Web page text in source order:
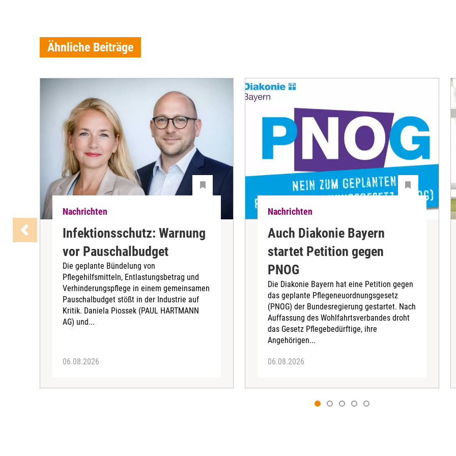
Ähnliche Beiträge
Nachrichten
Infektionsschutz: Warnung
vor Pauschalbudget
Die geplante Bündelung von
Pflegehilfsmitteln, Entlastungsbetrag und
Verhinderungspflege in einem gemeinsamen
Pauschalbudget stößt in der Industrie auf
Kritik. Daniela Piossek (PAUL HARTMANN
AG) und...
06.08.2026
Nachrichten
Auch Diakonie Bayern
startet Petition gegen
PNOG
Die Diakonie Bayern hat eine Petition gegen
das geplante Pflegeneuordnungsgesetz
(PNOG) der Bundesregierung gestartet. Nach
Auffassung des Wohlfahrtsverbandes droht
das Gesetz Pflegebedürftige, ihre
Angehörigen...
06.08.2026